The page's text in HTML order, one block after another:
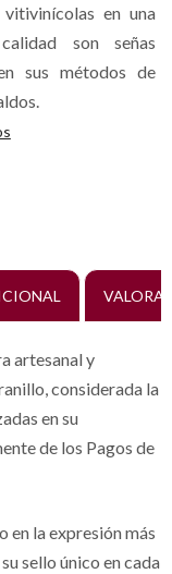
en una
son señas
sus métodos de
artesanal y
considerada la
en su
de los Pagos de
en la expresión más
sello único en cada